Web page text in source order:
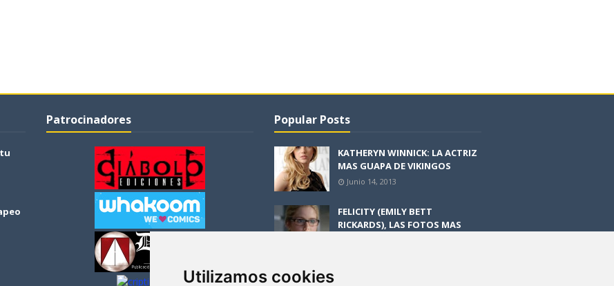
Utilizamos cookies
Patrocinadores Popular Posts
KATHERYN WINNICK: LA ACTRIZ
MAS GUAPA DE VIKINGOS
Junio 14, 2013
FELICITY (EMILY BETT
RICKARDS), LAS FOTOS MAS